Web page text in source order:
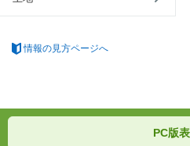
情報の見方ページへ
PC版